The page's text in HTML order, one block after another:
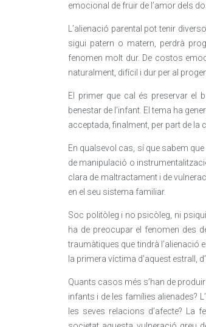
emocional de fruir de l’amor dels
L’alienació parental pot tenir
sigui patern o matern, perdrà
fenomen molt dur. De costos
naturalment, difícil i dur per al
El primer que cal és preservar el
benestar de l’infant. El tema ha
acceptada, finalment, per part de la
En qualsevol cas, sí que sabem
de manipulació o
clara de maltractament i de
en el seu sistema familiar.
Soc politòleg i no psicòleg, ni
ha de preocupar el fenomen des
traumàtiques que tindrà l’alienació
la primera víctima d’aquest estrall,
Quants casos més s’han de
infants i de les famílies alienades?
les seves relacions d’afecte? La